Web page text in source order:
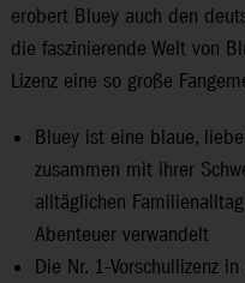
erobert Bluey auch den
die faszinierende Welt von
Lizenz eine so große
Bluey ist eine blaue,
zusammen mit ihrer
alltäglichen
Abenteuer verwandelt
Die Nr. 1-Vorschullizenz